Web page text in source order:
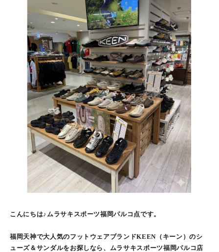
こんにちは♪ムラサキスポーツ福岡パルコ点です。
福岡天神で大人気のフットウェアブランドKEEN（キーン）のシ
ューズ＆サンダルをお探しなら、ムラサキスポーツ福岡パルコ店